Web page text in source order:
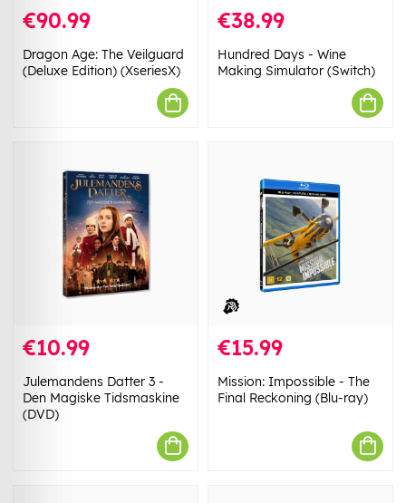
€90.99
Dragon Age: The Veilguard
(Deluxe Edition) (XseriesX)
€38.99
Hundred Days - Wine
Making Simulator (Switch)
€10.99
Julemandens Datter 3 -
Den Magiske Tidsmaskine
(DVD)
€15.99
Mission: Impossible - The
Final Reckoning (Blu-ray)